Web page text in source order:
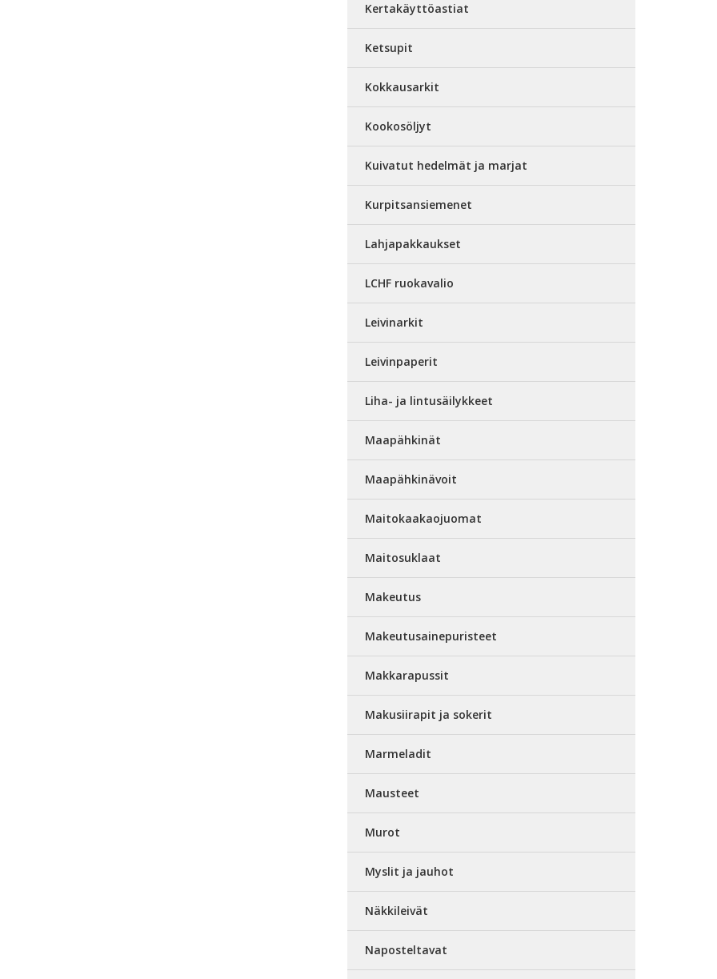
Kertakäyttöastiat
Ketsupit
Kokkausarkit
Kookosöljyt
Kuivatut hedelmät ja marjat
Kurpitsansiemenet
Lahjapakkaukset
LCHF ruokavalio
Leivinarkit
Leivinpaperit
Liha- ja lintusäilykkeet
Maapähkinät
Maapähkinävoit
Maitokaakaojuomat
Maitosuklaat
Makeutus
Makeutusainepuristeet
Makkarapussit
Makusiirapit ja sokerit
Marmeladit
Mausteet
Murot
Myslit ja jauhot
Näkkileivät
Naposteltavat